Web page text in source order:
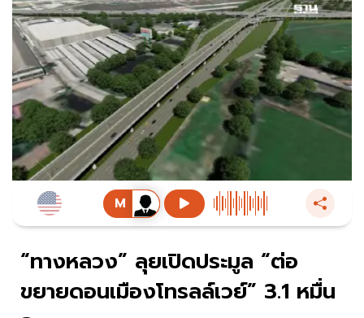
“ทางหลวง” ลุยเปิดประมูล “ต่อ
ขยายดอนเมืองโทรลล์เวย์” 3.1 หมื่น